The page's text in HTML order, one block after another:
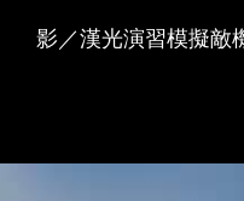
影／漢光演習模擬敵